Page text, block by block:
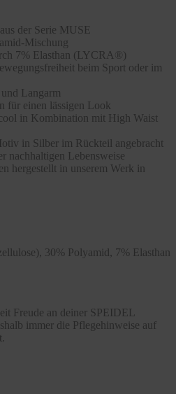
der Serie MUSE
Mischung
7% Elasthan (LYCRA®)
beim Sport oder im
Langarm
für einen lässigen Look
in Kombination mit High Waist
in Silber im Rückteil angebracht
nachhaltigen Lebensweise
hergestellt in unserem Werk in
30% Polyamid, 7% Elasthan
Freude an deiner SPEIDEL
immer die Pflegehinweise auf